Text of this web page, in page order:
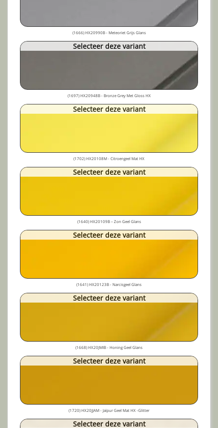
(1666) HX20990B - Meteoriet Grijs Glans
Selecteer deze variant
(1697) HX20948B - Bronze Grey Met Gloss HX
Selecteer deze variant
(1702) HX20108M - Citroengeel Mat HX
Selecteer deze variant
(1640) HX20109B – Zon Geel Glans
Selecteer deze variant
(1641) HX20123B - Narcisgeel Glans
Selecteer deze variant
(1668) HX20JMIB - Honing Geel Glans
Selecteer deze variant
(1720) HX20JJAM - Jaïpur Geel Mat HX -Glitter
Selecteer deze variant